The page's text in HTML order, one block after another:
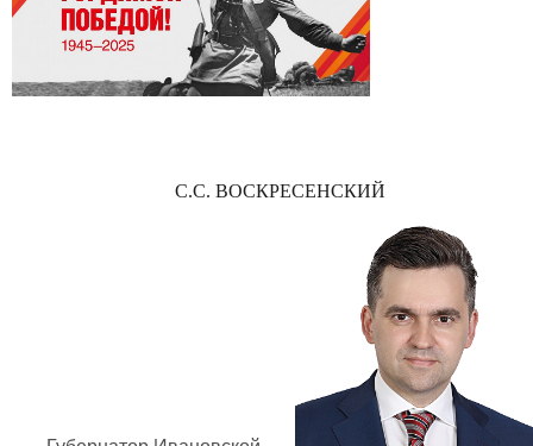
С.С. ВОСКРЕСЕНСКИЙ